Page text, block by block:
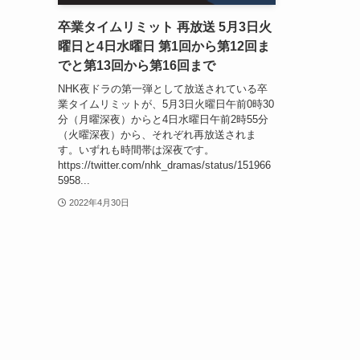
卒業タイムリミット 再放送 5月3日火
曜日と4日水曜日 第1回から第12回ま
でと第13回から第16回まで
NHK夜ドラの第一弾として放送されている卒
業タイムリミットが、5月3日火曜日午前0時30
分（月曜深夜）からと4日水曜日午前2時55分
（火曜深夜）から、それぞれ再放送されま
す。いずれも時間帯は深夜です。
https://twitter.com/nhk_dramas/status/151966
5958...
2022年4月30日